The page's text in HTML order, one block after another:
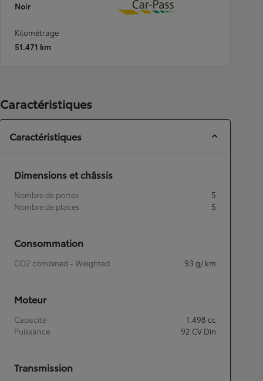
Noir
Download
Kilométrage
51.471 km
Caractéristiques
Caractéristiques
Dimensions et châssis
Nombre de portes
5
Nombre de places
5
Consommation
CO2 combined - Weighted 93 g/ km
Moteur
Capacité 1.498 cc
Puissance
92 CV Din
Transmission